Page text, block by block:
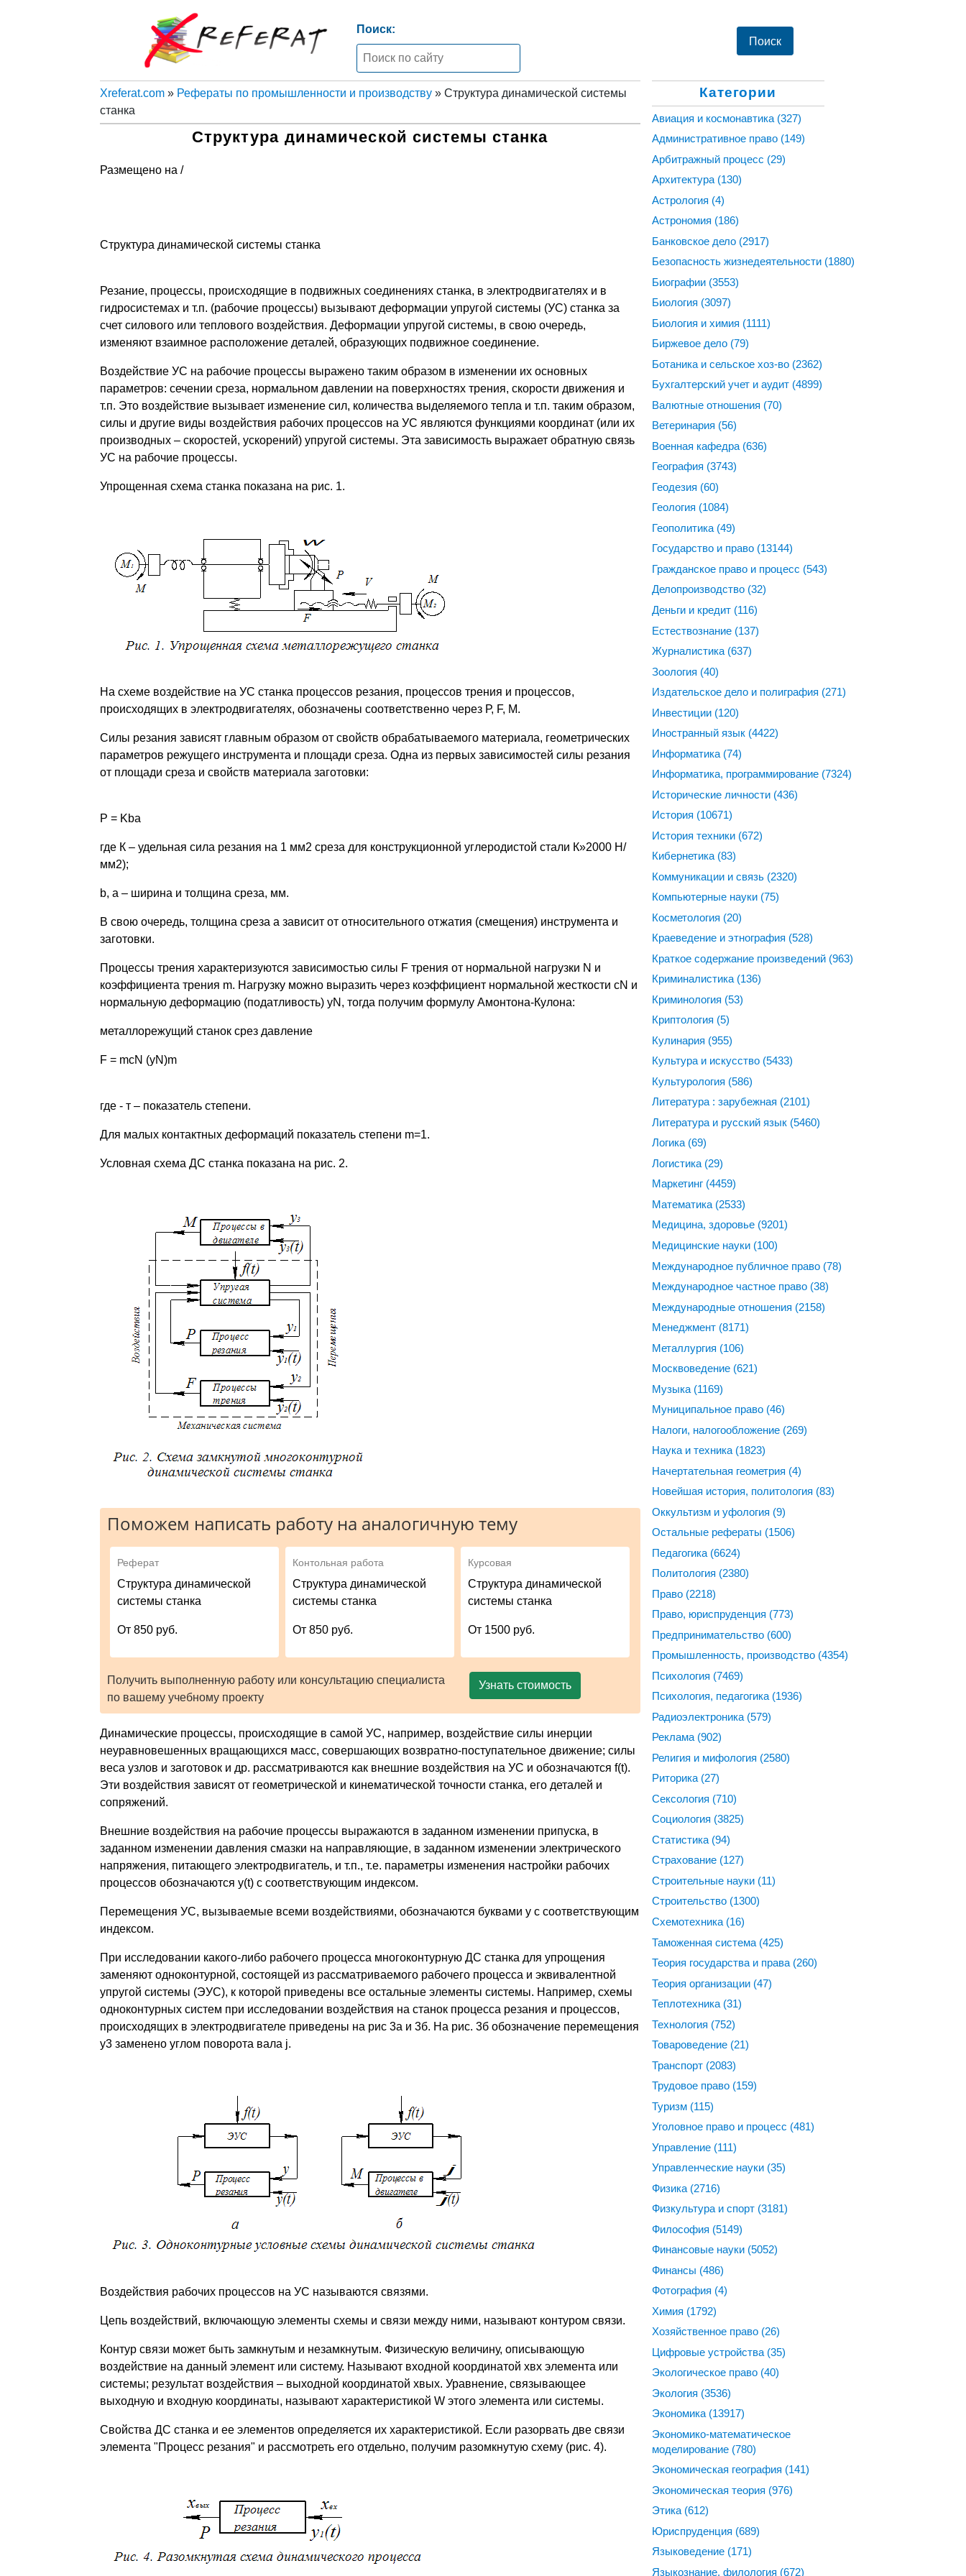
Поиск:
Xreferat.com» Рефераты по промышленности и производству» Структура динамической системы
станка
Структура динамической системы станка
Размещено на /
Структура динамической системы станка
Резание, процессы, происходящие в подвижных соединениях станка, в электродвигателях и в
гидросистемах и т.п. (рабочие процессы) вызывают деформации упругой системы (УС) станка за
счет силового или теплового воздействия. Деформации упругой системы, в свою очередь,
изменяют взаимное расположение деталей, образующих подвижное соединение.
Воздействие УС на рабочие процессы выражено таким образом в изменении их основных
параметров: сечении среза, нормальном давлении на поверхностях трения, скорости движения и
т.п. Это воздействие вызывает изменение сил, количества выделяемого тепла и т.п. таким образом,
силы и другие виды воздействия рабочих процессов на УС являются функциями координат (или их
производных – скоростей, ускорений) упругой системы. Эта зависимость выражает обратную связь
УС на рабочие процессы.
Упрощенная схема станка показана на рис. 1.
На схеме воздействие на УС станка процессов резания, процессов трения и процессов,
происходящих в электродвигателях, обозначены соответственно через Р, F, M.
Силы резания зависят главным образом от свойств обрабатываемого материала, геометрических
параметров режущего инструмента и площади среза. Одна из первых зависимостей силы резания
от площади среза и свойств материала заготовки:
P = Kba
где К – удельная сила резания на 1 мм2 среза для конструкционной углеродистой стали К»2000 Н/
мм2);
b, a – ширина и толщина среза, мм.
В свою очередь, толщина среза а зависит от относительного отжатия (смещения) инструмента и
заготовки.
Процессы трения характеризуются зависимостью силы F трения от нормальной нагрузки N и
коэффициента трения m. Нагрузку можно выразить через коэффициент нормальной жесткости cN и
нормальную деформацию (податливость) yN, тогда получим формулу Амонтона-Кулона:
металлорежущий станок срез давление
F = mcN (yN)m
где - т – показатель степени.
Для малых контактных деформаций показатель степени m=1.
Условная схема ДС станка показана на рис. 2.
Поможем написать работу на аналогичную тему
Реферат
Структура динамической
системы станка
От 850 руб.
Контольная работа
Структура динамической
системы станка
От 850 руб.
Курсовая
Структура динамической
системы станка
От 1500 руб.
Получить выполненную работу или консультацию специалиста
по вашему учебному проекту
Узнать стоимость
Динамические процессы, происходящие в самой УС, например, воздействие силы инерции
неуравновешенных вращающихся масс, совершающих возвратно-поступательное движение; силы
веса узлов и заготовок и др. рассматриваются как внешние воздействия на УС и обозначаются f(t).
Эти воздействия зависят от геометрической и кинематической точности станка, его деталей и
сопряжений.
Внешние воздействия на рабочие процессы выражаются в заданном изменении припуска, в
заданном изменении давления смазки на направляющие, в заданном изменении электрического
напряжения, питающего электродвигатель, и т.п., т.е. параметры изменения настройки рабочих
процессов обозначаются у(t) с соответствующим индексом.
Перемещения УС, вызываемые всеми воздействиями, обозначаются буквами у с соответствующим
индексом.
При исследовании какого-либо рабочего процесса многоконтурную ДС станка для упрощения
заменяют одноконтурной, состоящей из рассматриваемого рабочего процесса и эквивалентной
упругой системы (ЭУС), к которой приведены все остальные элементы системы. Например, схемы
одноконтурных систем при исследовании воздействия на станок процесса резания и процессов,
происходящих в электродвигателе приведены на рис 3а и 3б. На рис. 3б обозначение перемещения
у3 заменено углом поворота вала j.
Воздействия рабочих процессов на УС называются связями.
Цепь воздействий, включающую элементы схемы и связи между ними, называют контуром связи.
Контур связи может быть замкнутым и незамкнутым. Физическую величину, описывающую
воздействие на данный элемент или систему. Называют входной координатой хвх элемента или
системы; результат воздействия – выходной координатой хвых. Уравнение, связывающее
выходную и входную координаты, называют характеристикой W этого элемента или системы.
Свойства ДС станка и ее элементов определяется их характеристикой. Если разорвать две связи
элемента "Процесс резания" и рассмотреть его отдельно, получим разомкнутую схему (рис. 4).
Категории
Авиация и космонавтика (327)
Административное право (149)
Арбитражный процесс (29)
Архитектура (130)
Астрология (4)
Астрономия (186)
Банковское дело (2917)
Безопасность жизнедеятельности (1880)
Биографии (3553)
Биология (3097)
Биология и химия (1111)
Биржевое дело (79)
Ботаника и сельское хоз-во (2362)
Бухгалтерский учет и аудит (4899)
Валютные отношения (70)
Ветеринария (56)
Военная кафедра (636)
География (3743)
Геодезия (60)
Геология (1084)
Геополитика (49)
Государство и право (13144)
Гражданское право и процесс (543)
Делопроизводство (32)
Деньги и кредит (116)
Естествознание (137)
Журналистика (637)
Зоология (40)
Издательское дело и полиграфия (271)
Инвестиции (120)
Иностранный язык (4422)
Информатика (74)
Информатика, программирование (7324)
Исторические личности (436)
История (10671)
История техники (672)
Кибернетика (83)
Коммуникации и связь (2320)
Компьютерные науки (75)
Косметология (20)
Краеведение и этнография (528)
Краткое содержание произведений (963)
Криминалистика (136)
Криминология (53)
Криптология (5)
Кулинария (955)
Культура и искусство (5433)
Культурология (586)
Литература : зарубежная (2101)
Литература и русский язык (5460)
Логика (69)
Логистика (29)
Маркетинг (4459)
Математика (2533)
Медицина, здоровье (9201)
Медицинские науки (100)
Международное публичное право (78)
Международное частное право (38)
Международные отношения (2158)
Менеджмент (8171)
Металлургия (106)
Москвоведение (621)
Музыка (1169)
Муниципальное право (46)
Налоги, налогообложение (269)
Наука и техника (1823)
Начертательная геометрия (4)
Новейшая история, политология (83)
Оккультизм и уфология (9)
Остальные рефераты (1506)
Педагогика (6624)
Политология (2380)
Право (2218)
Право, юриспруденция (773)
Предпринимательство (600)
Промышленность, производство (4354)
Психология (7469)
Психология, педагогика (1936)
Радиоэлектроника (579)
Реклама (902)
Религия и мифология (2580)
Риторика (27)
Сексология (710)
Социология (3825)
Статистика (94)
Страхование (127)
Строительные науки (11)
Строительство (1300)
Схемотехника (16)
Таможенная система (425)
Теория государства и права (260)
Теория организации (47)
Теплотехника (31)
Технология (752)
Товароведение (21)
Транспорт (2083)
Трудовое право (159)
Туризм (115)
Уголовное право и процесс (481)
Управление (111)
Управленческие науки (35)
Физика (2716)
Физкультура и спорт (3181)
Философия (5149)
Финансовые науки (5052)
Финансы (486)
Фотография (4)
Химия (1792)
Хозяйственное право (26)
Цифровые устройства (35)
Экологическое право (40)
Экология (3536)
Экономика (13917)
Экономико-математическое
моделирование (780)
Экономическая география (141)
Экономическая теория (976)
Этика (612)
Юриспруденция (689)
Языковедение (171)
Языкознание, филология (672)